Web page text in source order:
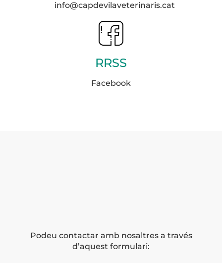
info@capdevilaveterinaris.cat
RRSS
Facebook
Podeu contactar amb nosaltres a través
d’aquest formulari: